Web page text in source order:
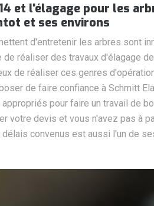
et l'élagage pour les
et ses environs
d'entretenir les arbres sont
de réaliser des travaux d'élagage
de réaliser ces genres
de faire confiance à Schmitt
pour faire un travail de
votre devis et vous n'avez pas à
délais convenus est aussi l'un de